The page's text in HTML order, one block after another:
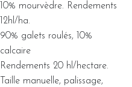
10% mourvèdre. Rendements
12hl/ha.
90% galets roulés, 10%
calcaire
Rendements 20 hl/hectare.
Taille manuelle, palissage,